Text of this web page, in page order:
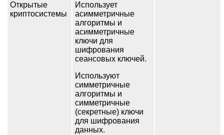
Открытые
криптосистемы
Использует
асимметричные
алгоритмы и
асимметричные
ключи для
шифрования
сеансовых ключей.
Используют
симметричные
алгоритмы и
симметричные
(секретные) ключи
для шифрования
данных.